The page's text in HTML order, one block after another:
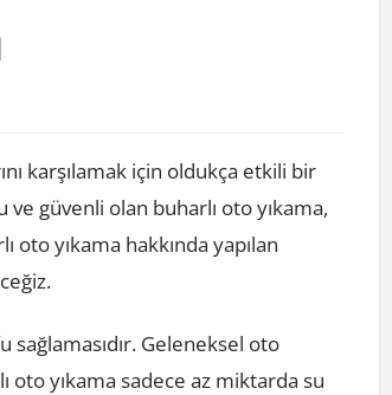
karşılamak için oldukça etkili bir
güvenli olan buharlı oto yıkama,
oto yıkama hakkında yapılan
sağlamasıdır. Geleneksel oto
oto yıkama sadece az miktarda su